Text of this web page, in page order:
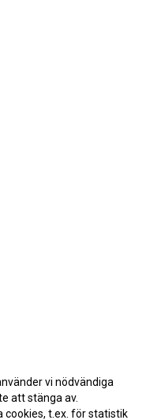
vi nödvändiga
att stänga av.
cookies, t.ex. för statistik